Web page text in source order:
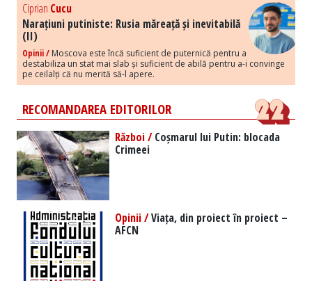
Ciprian Cucu
Narațiuni putiniste: Rusia măreață și inevitabilă
(II)
Opinii / Moscova este încă suficient de puternică pentru a
destabiliza un stat mai slab și suficient de abilă pentru a-i convinge
pe ceilalți că nu merită să-l apere.
RECOMANDAREA EDITORILOR
Război /Coșmarul lui Putin: blocada
Crimeei
Opinii /Viața, din proiect în proiect –
AFCN